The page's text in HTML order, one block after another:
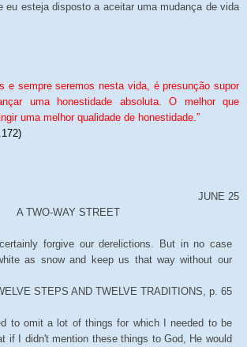
eu esteja disposto a aceitar uma mudança de vida
e sempre seremos nesta vida, é presunção supor
uma honestidade absoluta. O melhor que
uma melhor qualidade de honestidade.”
JUNE 25
A TWO-WAY STREET
forgive our derelictions. But in no case
as snow and keep us that way without our
STEPS AND TWELVE TRADITIONS, p. 65
to omit a lot of things for which I needed to be
if I didn't mention these things to God, He would